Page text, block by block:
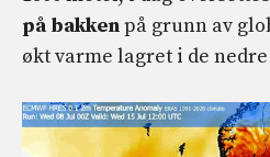
på bakkenpå grunn av
økt varme lagret i de